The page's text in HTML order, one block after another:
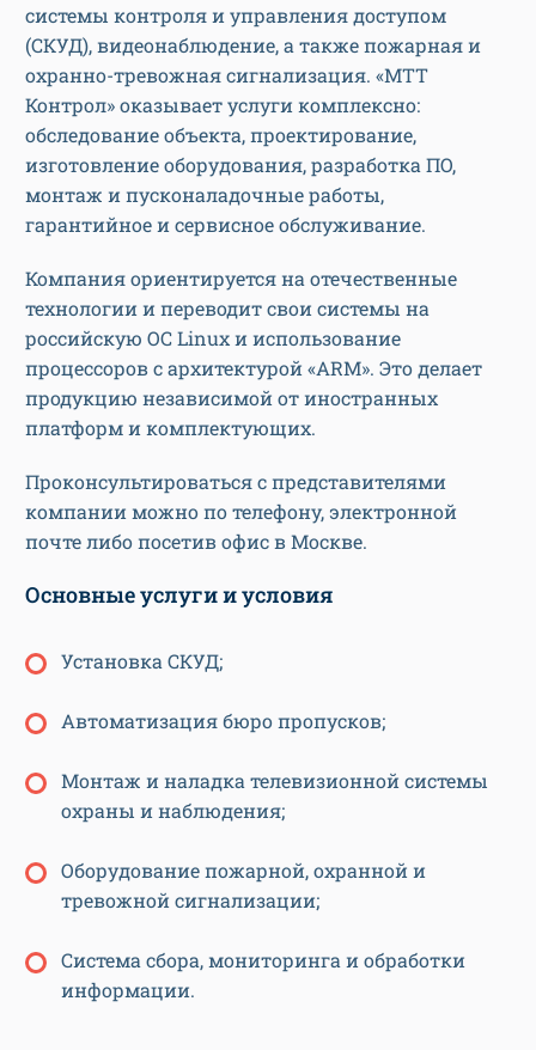
системы контроля и управления доступом
(СКУД), видеонаблюдение, а также пожарная и
охранно-тревожная сигнализация. «МТТ
Контрол» оказывает услуги комплексно:
обследование объекта, проектирование,
изготовление оборудования, разработка ПО,
монтаж и пусконаладочные работы,
гарантийное и сервисное обслуживание.
Компания ориентируется на отечественные
технологии и переводит свои системы на
российскую ОС Linux и использование
процессоров с архитектурой «ARM». Это делает
продукцию независимой от иностранных
платформ и комплектующих.
Проконсультироваться с представителями
компании можно по телефону, электронной
почте либо посетив офис в Москве.
Основные услуги и условия
Установка СКУД;
Автоматизация бюро пропусков;
Монтаж и наладка телевизионной системы
охраны и наблюдения;
Оборудование пожарной, охранной и
тревожной сигнализации;
Система сбора, мониторинга и обработки
информации.